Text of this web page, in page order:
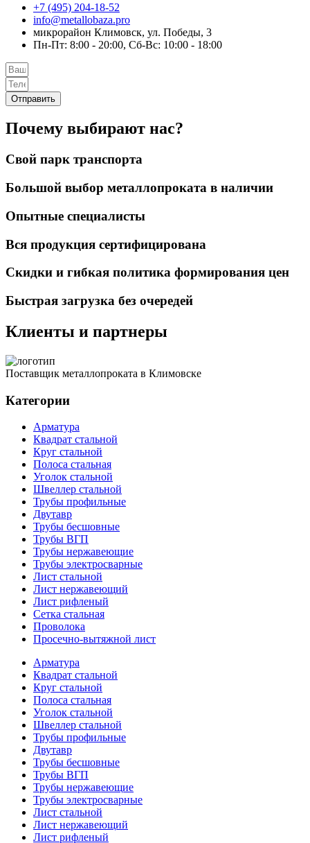
+7 (495) 204-18-52
info@metallobaza.pro
микрорайон Климовск, ул. Победы, 3
Пн-Пт: 8:00 - 20:00, Сб-Вс: 10:00 - 18:00
Отправить
Почему выбирают нас?
Свой парк транспорта
Большой выбор металлопроката в наличии
Опытные специалисты
Вся продукция сертифицирована
Скидки и гибкая политика формирования цен
Быстрая загрузка без очередей
Клиенты и партнеры
Поставщик металлопроката в Климовске
Категории
Арматура
Квадрат стальной
Круг стальной
Полоса стальная
Уголок стальной
Швеллер стальной
Трубы профильные
Двутавр
Трубы бесшовные
Трубы ВГП
Трубы нержавеющие
Трубы электросварные
Лист стальной
Лист нержавеющий
Лист рифленый
Сетка стальная
Проволока
Просечно-вытяжной лист
Арматура
Квадрат стальной
Круг стальной
Полоса стальная
Уголок стальной
Швеллер стальной
Трубы профильные
Двутавр
Трубы бесшовные
Трубы ВГП
Трубы нержавеющие
Трубы электросварные
Лист стальной
Лист нержавеющий
Лист рифленый